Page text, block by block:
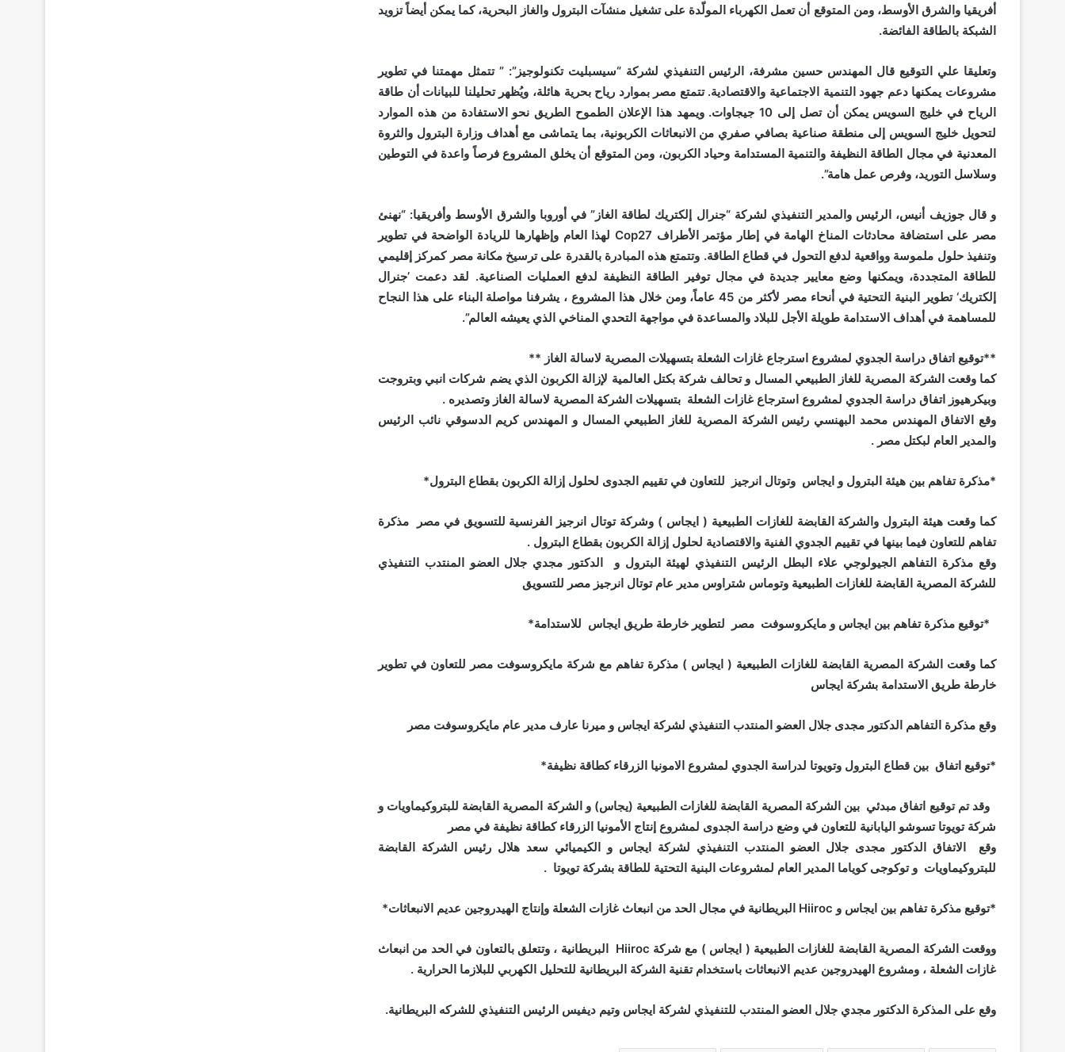
أفريقيا والشرق الأوسط، ومن المتوقع أن تعمل الكهرباء المولّدة على تشغيل منشآت البترول والغاز البحرية، كما يمكن أيضاً تزويد
الشبكة بالطاقة الفائضة.
وتعليقا علي التوقيع قال المهندس حسين مشرفة، الرئيس التنفيذي لشركة “سيسبليت تكنولوجيز”: ” تتمثل مهمتنا في تطوير
مشروعات يمكنها دعم جهود التنمية الاجتماعية والاقتصادية. تتمتع مصر بموارد رياح بحرية هائلة، ويُظهر تحليلنا للبيانات أن طاقة
الرياح في خليج السويس يمكن أن تصل إلى 10 جيجاوات. ويمهد هذا الإعلان الطموح الطريق نحو الاستفادة من هذه الموارد
لتحويل خليج السويس إلى منطقة صناعية بصافي صفري من الانبعاثات الكربونية، بما يتماشى مع أهداف وزارة البترول والثروة
المعدنية في مجال الطاقة النظيفة والتنمية المستدامة وحياد الكربون، ومن المتوقع أن يخلق المشروع فرصاً واعدة في التوطين
وسلاسل التوريد، وفرص عمل هامة”.
و قال جوزيف أنيس، الرئيس والمدير التنفيذي لشركة “جنرال إلكتريك لطاقة الغاز” في أوروبا والشرق الأوسط وأفريقيا: “نهنئ
مصر على استضافة محادثات المناخ الهامة في إطار مؤتمر الأطراف Cop27 لهذا العام وإظهارها للريادة الواضحة في تطوير
وتنفيذ حلول ملموسة وواقعية لدفع التحول في قطاع الطاقة. وتتمتع هذه المبادرة بالقدرة على ترسيخ مكانة مصر كمركز إقليمي
للطاقة المتجددة، ويمكنها وضع معايير جديدة في مجال توفير الطاقة النظيفة لدفع العمليات الصناعية. لقد دعمت ’جنرال
إلكتريك‘ تطوير البنية التحتية في أنحاء مصر لأكثر من 45 عاماً، ومن خلال هذا المشروع ، يشرفنا مواصلة البناء على هذا النجاح
للمساهمة في أهداف الاستدامة طويلة الأجل للبلاد والمساعدة في مواجهة التحدي المناخي الذي يعيشه العالم”.
**توقيع اتفاق دراسة الجدوي لمشروع استرجاع غازات الشعلة بتسهيلات المصرية لاسالة الغاز **
كما وقعت الشركة المصرية للغاز الطبيعي المسال و تحالف شركة بكتل العالمية لإزالة الكربون الذي يضم شركات انبي وبتروجت
وبيكرهيوز اتفاق دراسة الجدوي لمشروع استرجاع غازات الشعلة بتسهيلات الشركة المصرية لاسالة الغاز وتصديره .
وقع الاتفاق المهندس محمد البهنسي رئيس الشركة المصرية للغاز الطبيعي المسال و المهندس كريم الدسوقي نائب الرئيس
والمدير العام لبكتل مصر .
*مذكرة تفاهم بين هيئة البترول و ايجاس وتوتال انرجيز للتعاون في تقييم الجدوى لحلول إزالة الكربون بقطاع البترول*
كما وقعت هيئة البترول والشركة القابضة للغازات الطبيعية ( ايجاس ) وشركة توتال انرجيز الفرنسية للتسويق في مصر مذكرة
تفاهم للتعاون فيما بينها في تقييم الجدوي الفنية والاقتصادية لحلول إزالة الكربون بقطاع البترول .
وقع مذكرة التفاهم الجيولوجي علاء البطل الرئيس التنفيذي لهيئة البترول و الدكتور مجدي جلال العضو المنتدب التنفيذي
للشركة المصرية القابضة للغازات الطبيعية وتوماس شتراوس مدير عام توتال انرجيز مصر للتسويق
*توقيع مذكرة تفاهم بين ايجاس و مايكروسوفت مصر لتطوير خارطة طريق ايجاس للاستدامة*
كما وقعت الشركة المصرية القابضة للغازات الطبيعية ( ايجاس ) مذكرة تفاهم مع شركة مايكروسوفت مصر للتعاون في تطوير
خارطة طريق الاستدامة بشركة ايجاس
وقع مذكرة التفاهم الدكتور مجدى جلال العضو المنتدب التنفيذي لشركة ايجاس و ميرنا عارف مدير عام مايكروسوفت مصر
*توقيع اتفاق بين قطاع البترول وتويوتا لدراسة الجدوي لمشروع الامونيا الزرقاء كطاقة نظيفة*
وقد تم توقيع اتفاق مبدئي بين الشركة المصرية القابضة للغازات الطبيعية (يجاس) و الشركة المصرية القابضة للبتروكيماويات و
شركة تويوتا تسوشو اليابانية للتعاون في وضع دراسة الجدوى لمشروع إنتاج الأمونيا الزرقاء كطاقة نظيفة في مصر
وقع الاتفاق الدكتور مجدى جلال العضو المنتدب التنفيذي لشركة ايجاس و الكيميائي سعد هلال رئيس الشركة القابضة
للبتروكيماويات و توكوجى كوياما المدير العام لمشروعات البنية التحتية للطاقة بشركة تويوتا .
*توقيع مذكرة تفاهم بين ايجاس و Hiiroc البريطانية في مجال الحد من انبعاث غازات الشعلة وإنتاج الهيدروجين عديم الانبعاثات*
ووقعت الشركة المصرية القابضة للغازات الطبيعية ( ايجاس ) مع شركة Hiiroc البريطانية ، وتتعلق بالتعاون في الحد من انبعاث
غازات الشعلة ، ومشروع الهيدروجين عديم الانبعاثات باستخدام تقنية الشركة البريطانية للتحليل الكهربي للبلازما الحرارية .
وقع على المذكرة الدكتور مجدي جلال العضو المنتدب للتنفيذي لشركة ايجاس وتيم ديفيس الرئيس التنفيذي للشركه البريطانية.